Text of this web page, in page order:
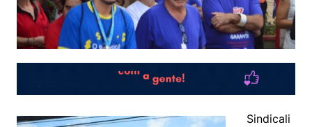
Sindicali